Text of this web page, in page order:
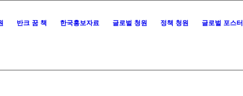
반크 꿈 책 한국홍보자료 글로벌 청원 정책 청원 글로벌 포스터